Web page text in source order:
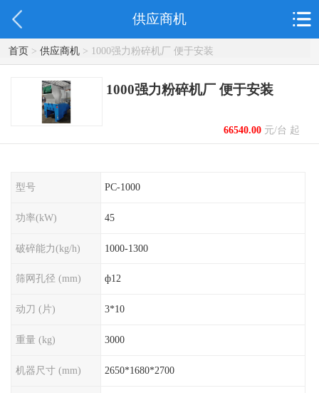
供应商机
首页> 供应商机> 1000强力粉碎机厂 便于安装
1000强力粉碎机厂 便于安装
66540.00元/台 起
型号 PC-1000
功率(kW) 45
破碎能力(kg/h) 1000-1300
筛网孔径 (mm) ф12
动刀 (片) 3*10
重量 (kg) 3000
机器尺寸 (mm) 2650*1680*2700